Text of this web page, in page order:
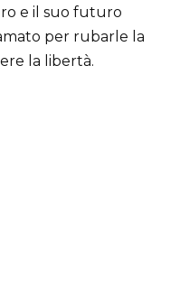
e il suo futuro
per rubarle la
la libertà.